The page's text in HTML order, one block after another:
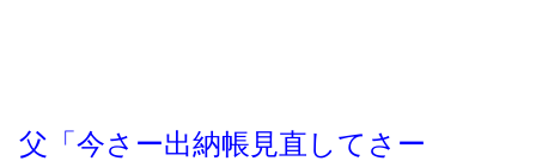
父「今さー出納帳見直してさー